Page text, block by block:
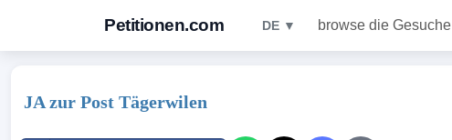
Petitionen.com DE ▼ browse die Gesuche
JA zur Post Tägerwilen